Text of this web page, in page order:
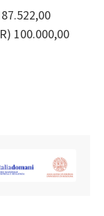
100.000,00